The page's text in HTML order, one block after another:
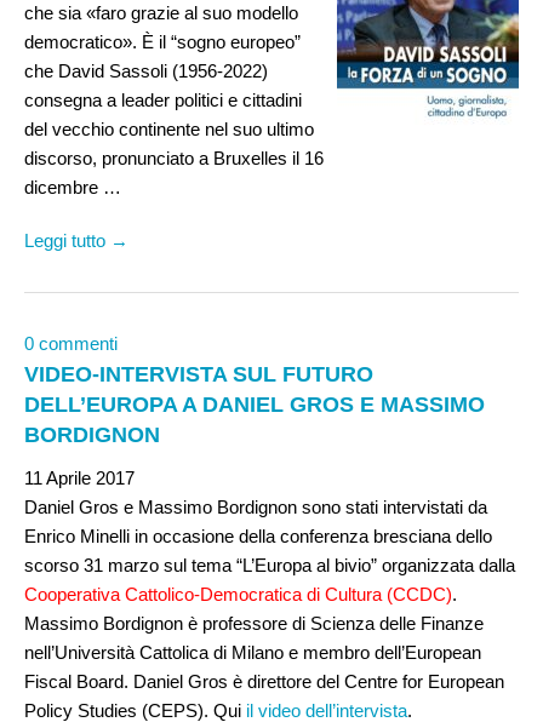
che sia «faro grazie al suo modello
democratico». È il “sogno europeo”
che David Sassoli (1956-2022)
consegna a leader politici e cittadini
del vecchio continente nel suo ultimo
discorso, pronunciato a Bruxelles il 16
dicembre …
Leggi tutto →
0 commenti
VIDEO-INTERVISTA SUL FUTURO
DELL’EUROPA A DANIEL GROS E MASSIMO
BORDIGNON
11 Aprile 2017
Daniel Gros e Massimo Bordignon sono stati intervistati da
Enrico Minelli in occasione della conferenza bresciana dello
scorso 31 marzo sul tema “L’Europa al bivio” organizzata dalla
Cooperativa Cattolico-Democratica di Cultura (CCDC).
Massimo Bordignon è professore di Scienza delle Finanze
nell’Università Cattolica di Milano e membro dell’European
Fiscal Board. Daniel Gros è direttore del Centre for European
Policy Studies (CEPS). Qui il video dell’intervista.